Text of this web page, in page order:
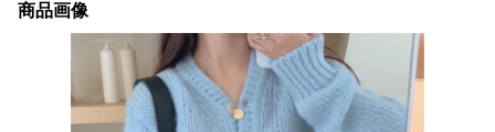
商品画像